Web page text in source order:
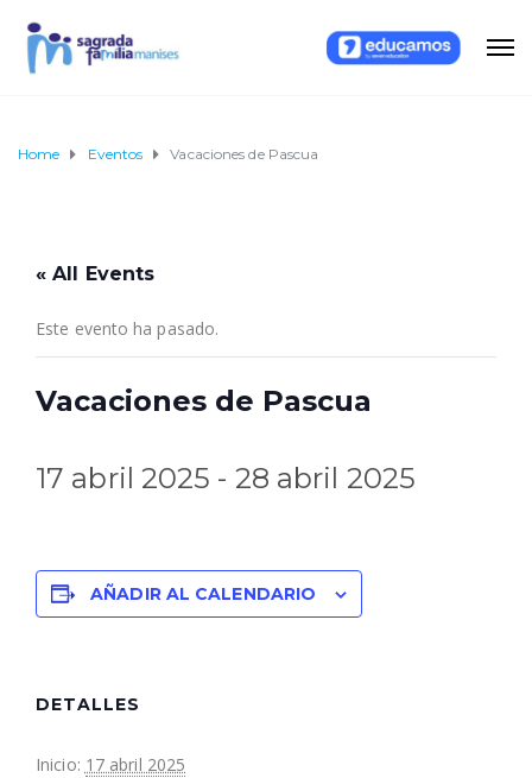
Home Eventos Vacaciones de Pascua
« All Events
Este evento ha pasado.
Vacaciones de Pascua
17 abril 2025 - 28 abril 2025
AÑADIR AL CALENDARIO
DETALLES
Inicio: 17 abril 2025